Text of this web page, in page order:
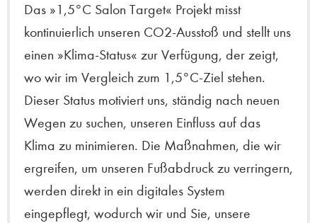
Das »1,5°C Salon Target« Projekt misst
kontinuierlich unseren CO2-Ausstoß und stellt uns
einen »Klima-Status« zur Verfügung, der zeigt,
wo wir im Vergleich zum 1,5°C-Ziel stehen.
Dieser Status motiviert uns, ständig nach neuen
Wegen zu suchen, unseren Einfluss auf das
Klima zu minimieren. Die Maßnahmen, die wir
ergreifen, um unseren Fußabdruck zu verringern,
werden direkt in ein digitales System
eingepflegt, wodurch wir und Sie, unsere